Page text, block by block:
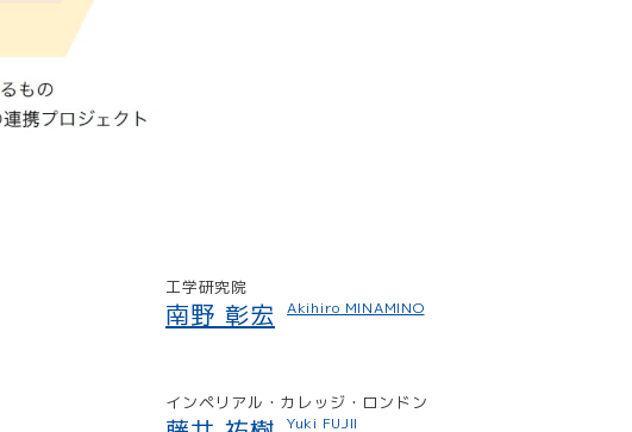
工学研究院
南野 彰宏 Akihiro MINAMINO
インペリアル・カレッジ・ロンドン
Yuki FUJII